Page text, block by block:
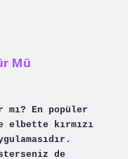
Mü
En popüler
elbette kırmızı
de